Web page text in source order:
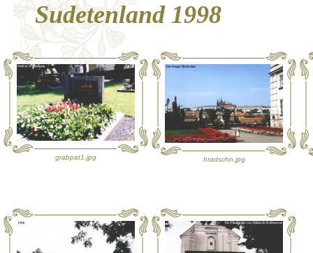
Sudetenland 1998
grabpat1.jpg hradschn.jpg